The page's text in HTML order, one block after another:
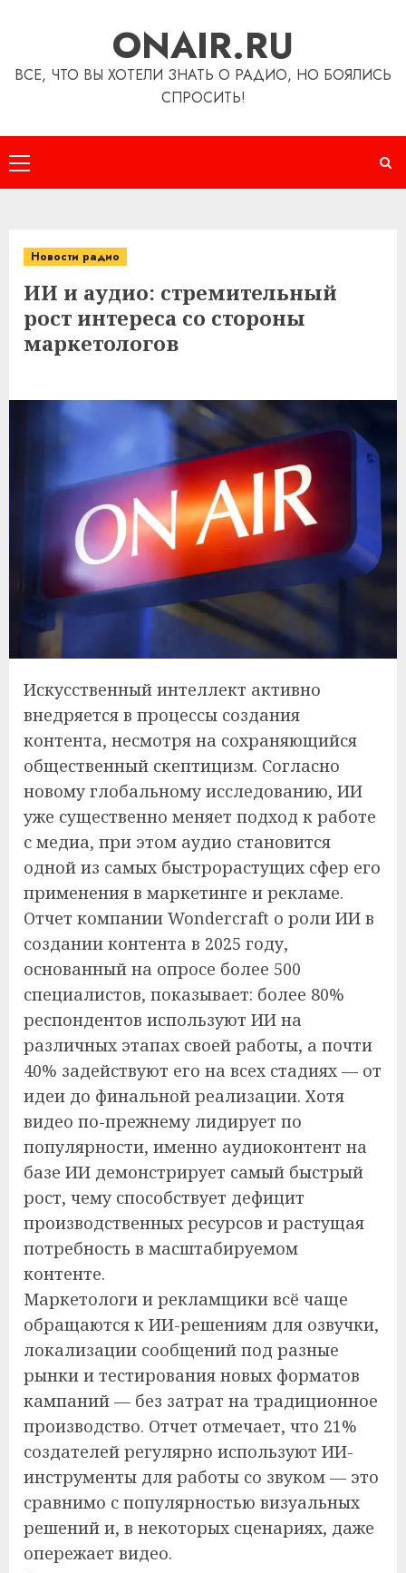
ONAIR.RU
ВСЕ, ЧТО ВЫ ХОТЕЛИ ЗНАТЬ О РАДИО, НО БОЯЛИСЬ
СПРОСИТЬ!
Основное
меню
Новости радио
ИИ и аудио: стремительный
рост интереса со стороны
маркетологов
Искусственный интеллект активно
внедряется в процессы создания
контента, несмотря на сохраняющийся
общественный скептицизм. Согласно
новому глобальному исследованию, ИИ
уже существенно меняет подход к работе
с медиа, при этом аудио становится
одной из самых быстрорастущих сфер его
применения в маркетинге и рекламе.
Отчет компании Wondercraft о роли ИИ в
создании контента в 2025 году,
основанный на опросе более 500
специалистов, показывает: более 80%
респондентов используют ИИ на
различных этапах своей работы, а почти
40% задействуют его на всех стадиях — от
идеи до финальной реализации. Хотя
видео по-прежнему лидирует по
популярности, именно аудиоконтент на
базе ИИ демонстрирует самый быстрый
рост, чему способствует дефицит
производственных ресурсов и растущая
потребность в масштабируемом
контенте.
Маркетологи и рекламщики всё чаще
обращаются к ИИ-решениям для озвучки,
локализации сообщений под разные
рынки и тестирования новых форматов
кампаний — без затрат на традиционное
производство. Отчет отмечает, что 21%
создателей регулярно используют ИИ-
инструменты для работы со звуком — это
сравнимо с популярностью визуальных
решений и, в некоторых сценариях, даже
опережает видео.